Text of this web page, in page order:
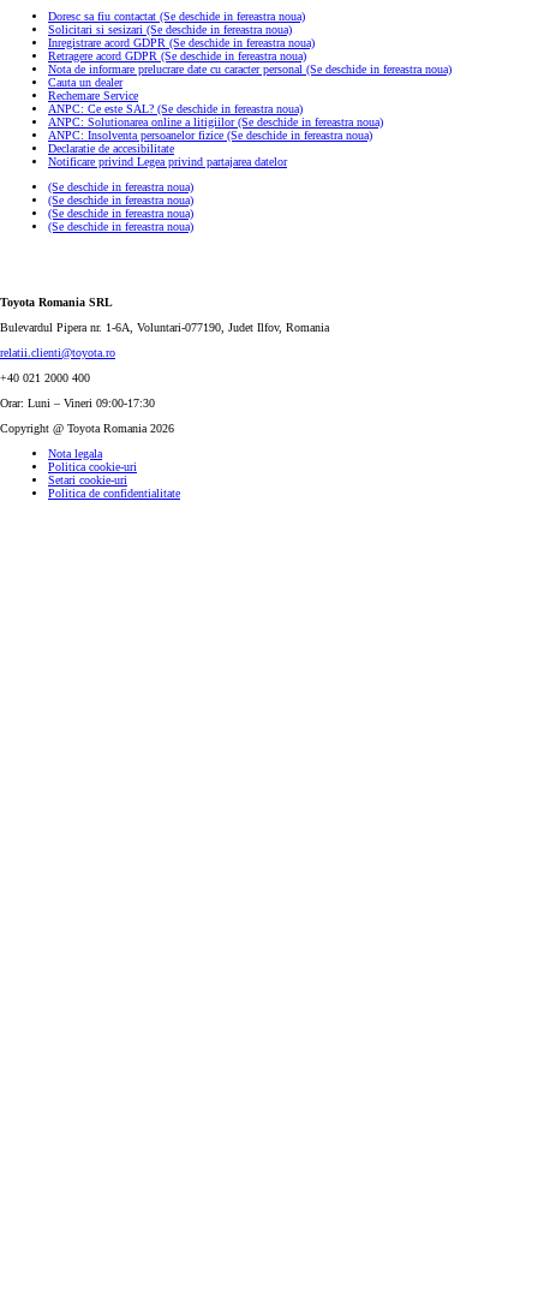
Doresc sa fiu contactat (Se deschide in fereastra noua)
Solicitari si sesizari (Se deschide in fereastra noua)
Inregistrare acord GDPR (Se deschide in fereastra noua)
Retragere acord GDPR (Se deschide in fereastra noua)
Nota de informare prelucrare date cu caracter personal (Se deschide in fereastra noua)
Cauta un dealer
Rechemare Service
ANPC: Ce este SAL? (Se deschide in fereastra noua)
ANPC: Solutionarea online a litigiilor(Se deschide in fereastra noua)
ANPC: Insolventa persoanelor fizice (Se deschide in fereastra noua)
Declaratie de accesibilitate
Notificare privind Legea privind partajarea datelor
(Se deschide in fereastra noua)
(Se deschide in fereastra noua)
(Se deschide in fereastra noua)
(Se deschide in fereastra noua)
Toyota Romania SRL
Bulevardul Pipera nr. 1-6A, Voluntari-077190, Judet Ilfov, Romania
relatii.clienti@toyota.ro
+40 021 2000 400
Orar: Luni – Vineri 09:00-17:30
Copyright @ Toyota Romania 2026
Nota legala
Politica cookie-uri
Setari cookie-uri
Politica de confidentialitate